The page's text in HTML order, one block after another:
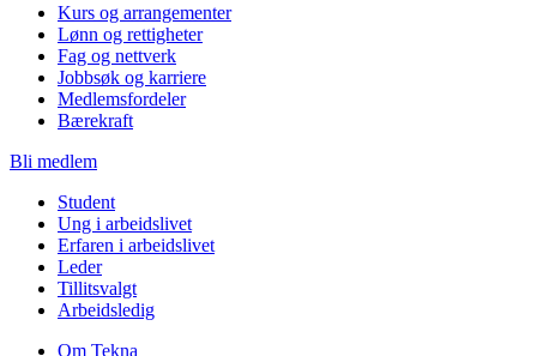
Kurs og arrangementer
Lønn og rettigheter
Fag og nettverk
Jobbsøk og karriere
Medlemsfordeler
Bærekraft
Bli medlem
Student
Ung i arbeidslivet
Erfaren i arbeidslivet
Leder
Tillitsvalgt
Arbeidsledig
Om Tekna